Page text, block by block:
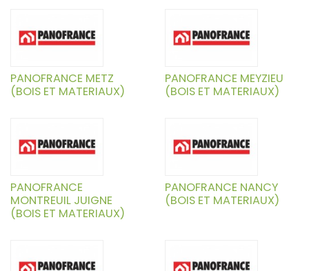
PANOFRANCE METZ
(BOIS ET MATERIAUX)
PANOFRANCE MEYZIEU
(BOIS ET MATERIAUX)
PANOFRANCE
MONTREUIL JUIGNE
(BOIS ET MATERIAUX)
PANOFRANCE NANCY
(BOIS ET MATERIAUX)